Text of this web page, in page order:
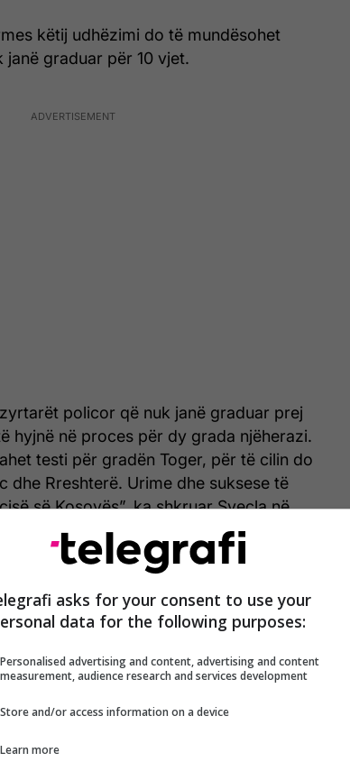
këtij udhëzimi do të mundësohet
graduar për 10 vjet.
policor që nuk janë graduar prej
hyjnë në proces për dy grada njëherazi.
testi për gradën Toger, për të cilin do
dhe Rreshterë. Urime dhe suksese të
së Kosovës”, ka shkruar Sveçla në
asks for your consent to use your
data for the following purposes:
Personalised advertising and content, advertising and content
measurement, audience research and services development
Store and/or access information on a device
Learn more